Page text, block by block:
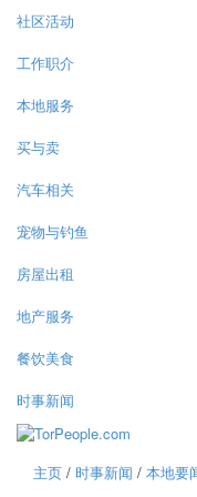
社区活动
工作职介
本地服务
买与卖
汽车相关
宠物与钓鱼
房屋出租
地产服务
餐饮美食
时事新闻
主页 / 时事新闻 / 本地要